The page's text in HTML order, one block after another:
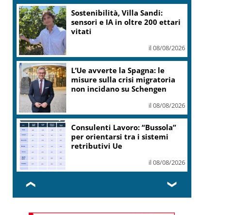
Meloni: voltare spalle alla
commemorazione di
Marcinelle grave e vergognoso
il 08/08/2026
“Frantoi Aperti in Umbria
2026”: cinque weekend per
l’olio nuovo
il 08/08/2026
Il pallone della “Mano de Dios”
all’asta per oltre 10 milioni
dollari
il 08/08/2026
❮ ❯